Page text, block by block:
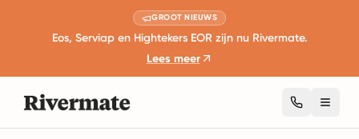
GROOT NIEUWS
Eos, Serviap en Hightekers EOR zijn nu Rivermate.
Lees meer